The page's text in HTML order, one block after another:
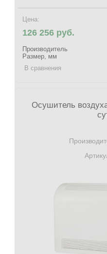
Цена:
126 256 руб.
Производитель
Размер, мм
В сравнения
Осушитель